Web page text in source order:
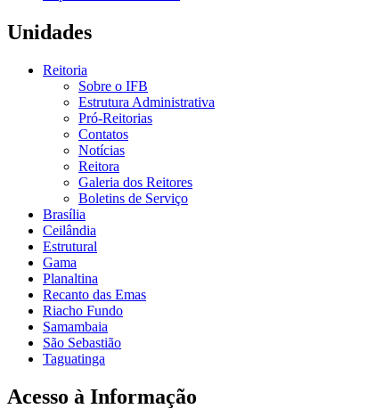
Unidades
Reitoria
Sobre o IFB
Estrutura Administrativa
Pró-Reitorias
Contatos
Notícias
Reitora
Galeria dos Reitores
Boletins de Serviço
Brasília
Ceilândia
Estrutural
Gama
Planaltina
Recanto das Emas
Riacho Fundo
Samambaia
São Sebastião
Taguatinga
Acesso à Informação